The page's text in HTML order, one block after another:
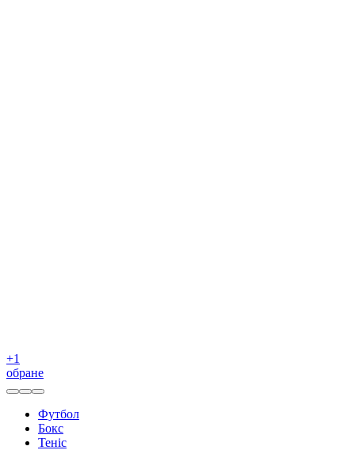
+1
обране
Футбол
Бокс
Теніс